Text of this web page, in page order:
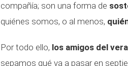
compañía; son una forma de
quiénes somos, o al menos,
Por todo ello, los amigos del
sepamos qué va a pasar en